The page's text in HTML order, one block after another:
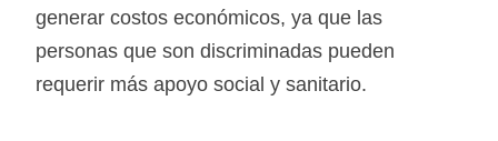
generar costos económicos, ya que las
personas que son discriminadas pueden
requerir más apoyo social y sanitario.